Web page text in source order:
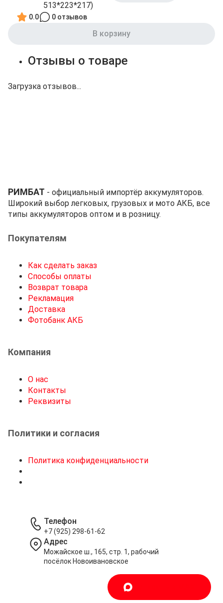
513*223*217)
0.0 0 отзывов
В корзину
Отзывы о товаре
Загрузка отзывов...
РИМБАТ - официальный импортёр аккумуляторов.
Широкий выбор легковых, грузовых и мото АКБ, все
типы аккумуляторов оптом и в розницу.
Покупателям
Как сделать заказ
Способы оплаты
Возврат товара
Рекламация
Доставка
Фотобанк АКБ
Компания
О нас
Контакты
Реквизиты
Политики и согласия
Политика конфиденциальности
Телефон
+7 (925) 298-61-62
Адрес
Можайское ш., 165, стр. 1, рабочий
посёлок Новоивановское